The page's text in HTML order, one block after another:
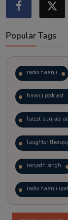
Popular Tags
radio haanji
haanji podcast
latest punjabi
laughter
ranjodh singh
radio haanji
kitaab kahani